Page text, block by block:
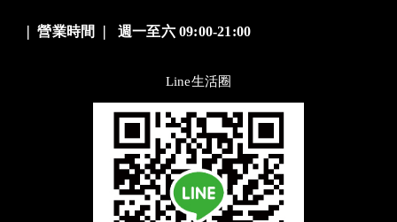
營業時間 ❘週一至六 09:00-21:00
Line生活圈